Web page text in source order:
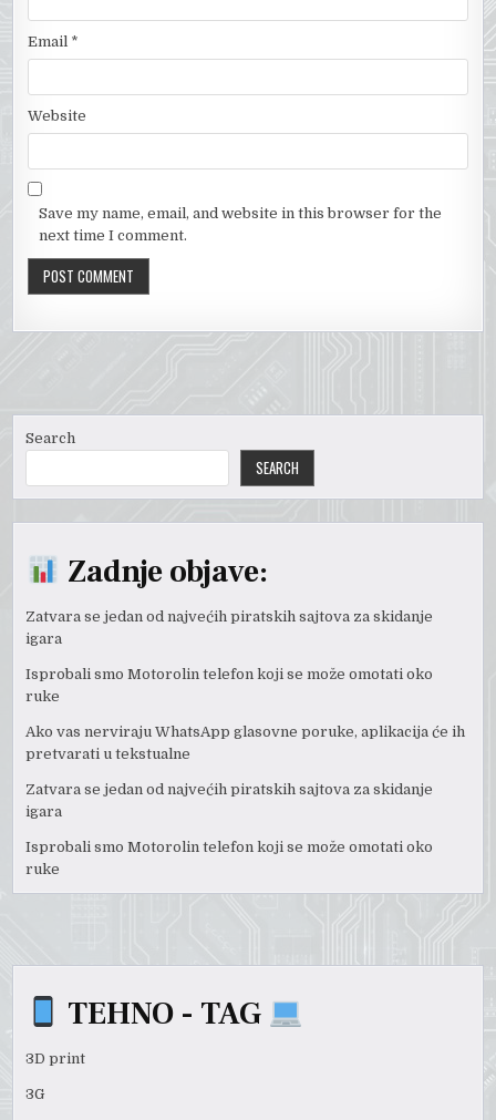
Email *
Website
Save my name, email, and website in this browser for the
next time I comment.
Search
SEARCH
Zadnje objave:
Zatvara se jedan od najvećih piratskih sajtova za skidanje
igara
Isprobali smo Motorolin telefon koji se može omotati oko
ruke
Ako vas nerviraju WhatsApp glasovne poruke, aplikacija će ih
pretvarati u tekstualne
Zatvara se jedan od najvećih piratskih sajtova za skidanje
igara
Isprobali smo Motorolin telefon koji se može omotati oko
ruke
TEHNO - TAG
3D print
3G